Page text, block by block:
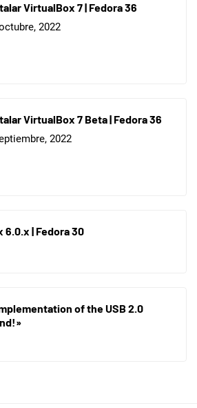
VirtualBox 7 | Fedora 36
2022
VirtualBox 7 Beta | Fedora 36
2022
| Fedora 30
of the USB 2.0